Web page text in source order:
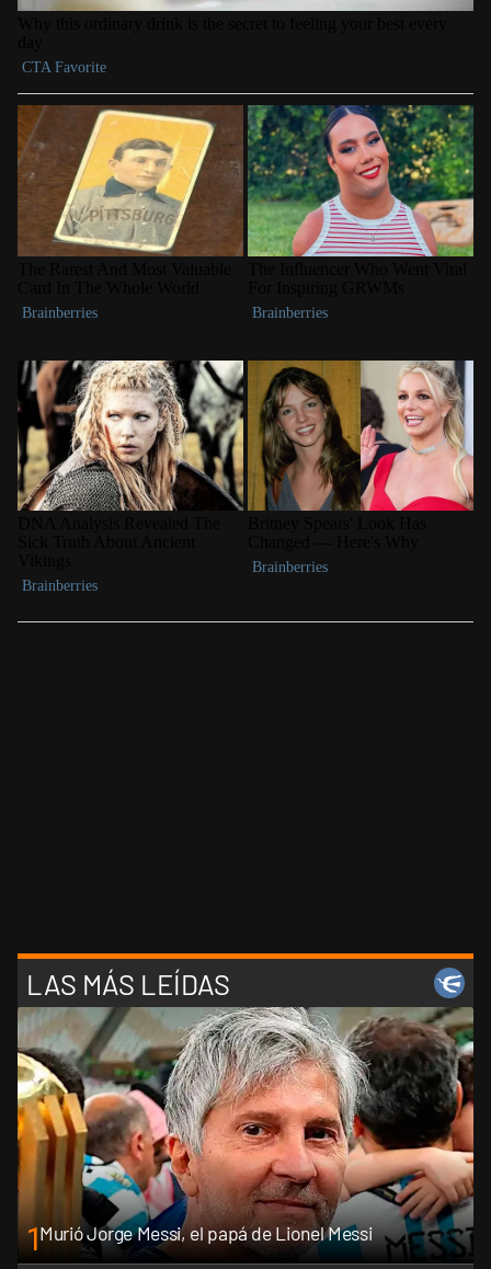
LAS MÁS LEÍDAS
1Murió Jorge Messi, el papá de Lionel Messi